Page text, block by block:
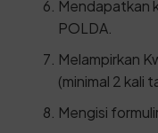
Mendapatkan
POLDA.
Melampirkan
(minimal 2 kali
Mengisi